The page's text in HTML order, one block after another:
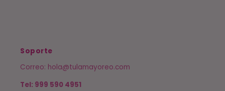
Soporte
Correo: hola@tulamayoreo.com
Tel: 999 590 4951